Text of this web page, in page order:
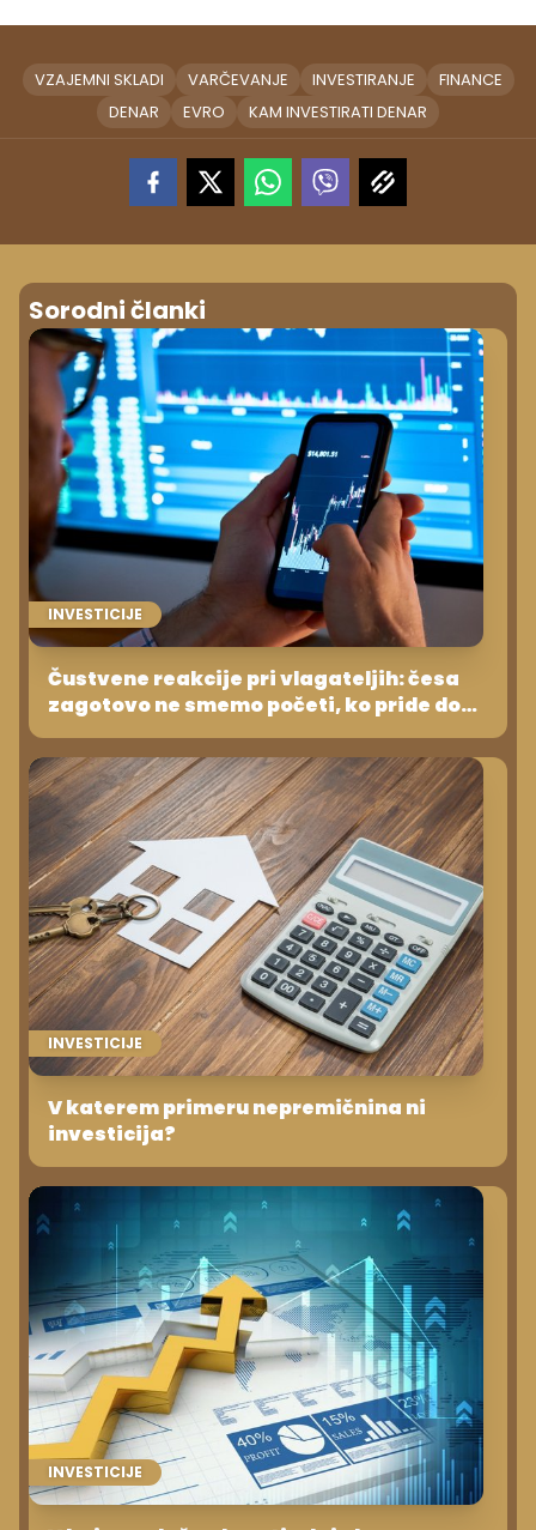
VZAJEMNI SKLADI VARČEVANJE INVESTIRANJE
FINANCE
DENAR
EVRO KAM INVESTIRATI DENAR
Sorodni članki
INVESTICIJE
Čustvene reakcije pri vlagateljih: česa
zagotovo ne smemo početi, ko pride do
občutnih nihanj na trgu?
INVESTICIJE
V katerem primeru nepremičnina ni
investicija?
INVESTICIJE